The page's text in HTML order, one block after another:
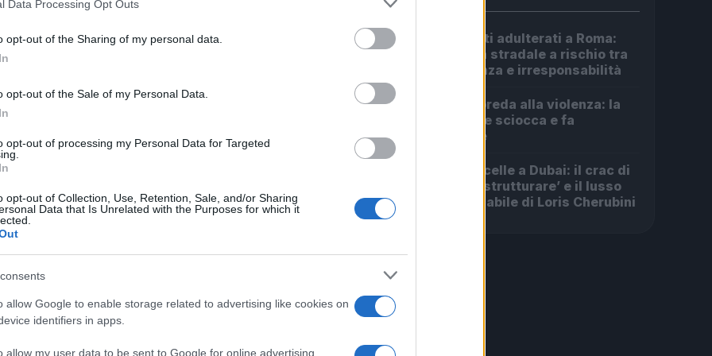
Data Processing Opt Outs
opt-out of the Sharing of my personal data.
opt-out of the Sale of my Personal Data.
opt-out of processing my Personal Data for Targeted
opt-out of Collection, Use, Retention, Sale, and/or Sharing
Data that Is Unrelated with the Purposes for which it
allow Google to enable storage related to advertising like cookies on
identifiers in apps.
allow my user data to be sent to Google for online advertising
mortale sulla Colombo:
per la vita di Beatrice
- 12:10 Italo Lauro
sul tragico incidente avvenuto sulla Colombo, a Roma,
→
Carburanti adulterati a Roma:
sicurezza stradale a rischio tra
indifferenza e irresponsabilità
Roma in preda alla violenza: la
rapina che sciocca e fa
discutere
Da Centocelle a Dubai: il crac di
‘Facile Ristrutturare’ e il lusso
irresponsabile di Loris Cherubini